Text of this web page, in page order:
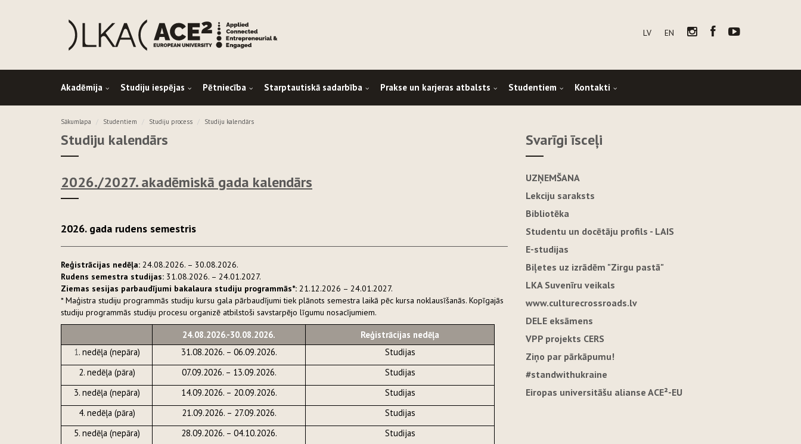
LV EN
Akadēmija Studiju iespējas Pētniecība Starptautiskā sadarbība Prakse un karjeras atbalsts Studentiem Kontakti
Sākumlapa Studentiem Studiju process Studiju kalendārs
Studiju kalendārs
2026./2027. akadēmiskā gada kalendārs
2026. gada rudens semestris
Reģistrācijas nedēļa: 24.08.2026. – 30.08.2026.
Rudens semestra studijas: 31.08.2026. – 24.01.2027.
Ziemas sesijas parbaudījumi bakalaura studiju programmās*: 21.12.2026 – 24.01.2027.
* Maģistra studiju programmās studiju kursu gala pārbaudījumi tiek plānots semestra laikā pēc kursa noklausīšanās. Kopīgajās
studiju programmās studiju procesu organizē atbilstoši savstarpējo līgumu nosacījumiem.
24.08.2026.-30.08.2026.
Reģistrācijas nedēļa
1. nedēļa (nepāra) 31.08.2026. – 06.09.2026.
Studijas
2. nedēļa (pāra)
07.09.2026. – 13.09.2026.
Studijas
3. nedēļa (nepāra)
14.09.2026. – 20.09.2026.
Studijas
4. nedēļa (pāra)
21.09.2026. – 27.09.2026.
Studijas
5. nedēļa (nepāra)
28.09.2026. – 04.10.2026. Studijas
Svarīgi īsceļi
UZŅEMŠANA
Lekciju saraksts
Bibliotēka
Studentu un docētāju profils - LAIS
E-studijas
Biļetes uz izrādēm "Zirgu pastā"
LKA Suvenīru veikals
www.culturecrossroads.lv
DELE eksāmens
VPP projekts CERS
Ziņo par pārkāpumu!
#standwithukraine
Eiropas universitāšu alianse ACE²-EU